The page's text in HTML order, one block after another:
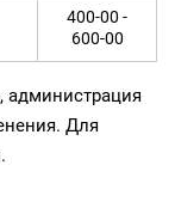
400-00 -
600-00
администрация
Для